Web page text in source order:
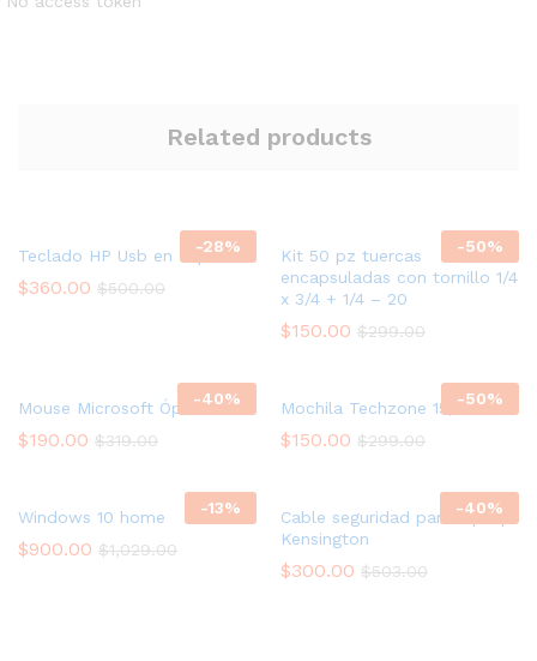
Related products
-28%
Teclado HP Usb en Español
$360.00 $500.00
-50%
Kit 50 pz tuercas
encapsuladas con tornillo 1/4
x 3/4 + 1/4 – 20
$150.00 $299.00
-40%
Mouse Microsoft Óptico
$190.00 $319.00
-50%
Mochila Techzone 15,6″
$150.00 $299.00
-13%
Windows 10 home
$900.00 $1,029.00
-40%
Cable seguridad para laptop
Kensington
$300.00 $503.00